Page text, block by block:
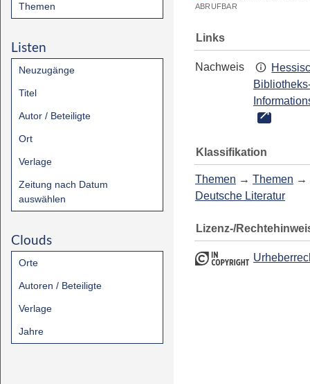
Themen
Listen
Neuzugänge
Titel
Autor / Beteiligte
Ort
Verlage
Zeitung nach Datum
auswählen
Clouds
Orte
Autoren / Beteiligte
Verlage
Jahre
ABRUFBAR
Links
Nachweis
Klassifikation
Themen → Themen →
Deutsche Literatur
Lizenz-/